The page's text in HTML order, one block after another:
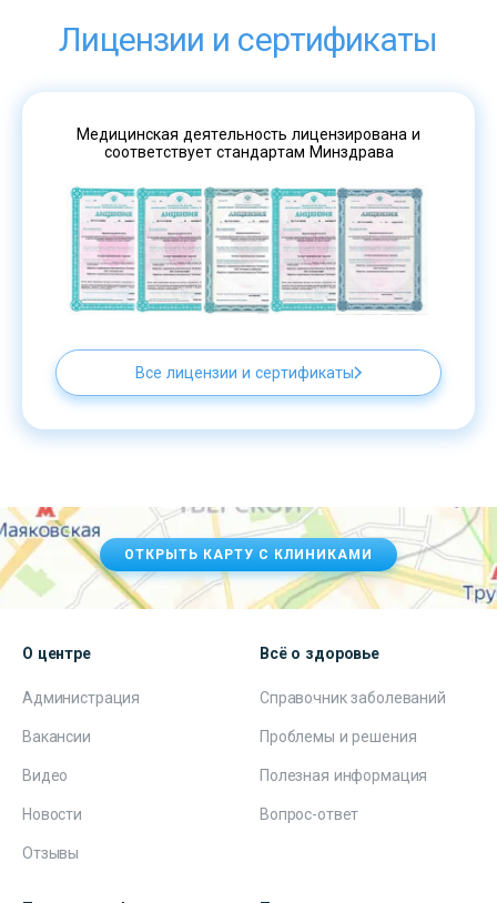
Лицензии и сертификаты
Медицинская деятельность лицензирована и
соответствует стандартам Минздрава
Все лицензии и сертификаты
ОТКРЫТЬ КАРТУ С КЛИНИКАМИ
О центре
Администрация
Вакансии
Видео
Новости
Отзывы
Всё о здоровье
Справочник заболеваний
Проблемы и решения
Полезная информация
Вопрос-ответ